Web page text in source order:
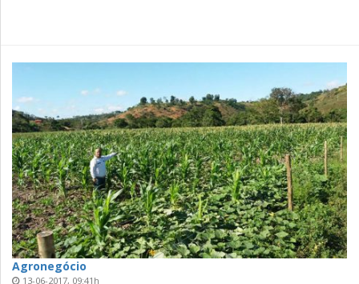
Agronegócio
13-06-2017, 09:41h